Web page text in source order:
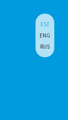
EST
ENG
RUS